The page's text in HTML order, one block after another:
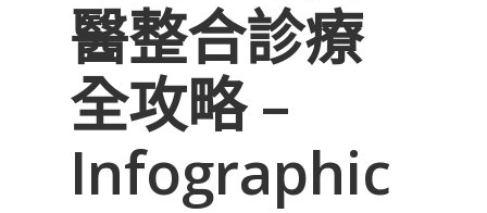
醫整合診療
全攻略 –
Infographic